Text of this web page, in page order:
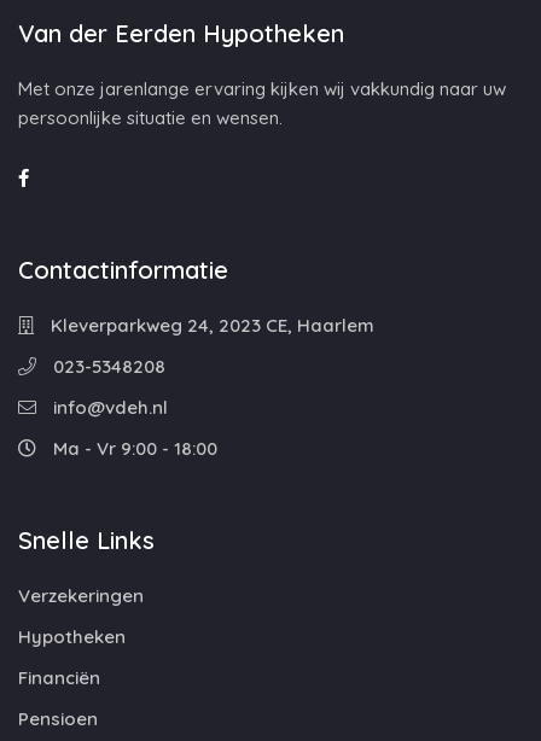
Van der Eerden Hypotheken
Met onze jarenlange ervaring kijken wij vakkundig naar uw
persoonlijke situatie en wensen.
Contactinformatie
Kleverparkweg 24, 2023 CE, Haarlem
023-5348208
info@vdeh.nl
Ma - Vr 9:00 - 18:00
Snelle Links
Verzekeringen
Hypotheken
Financiën
Pensioen